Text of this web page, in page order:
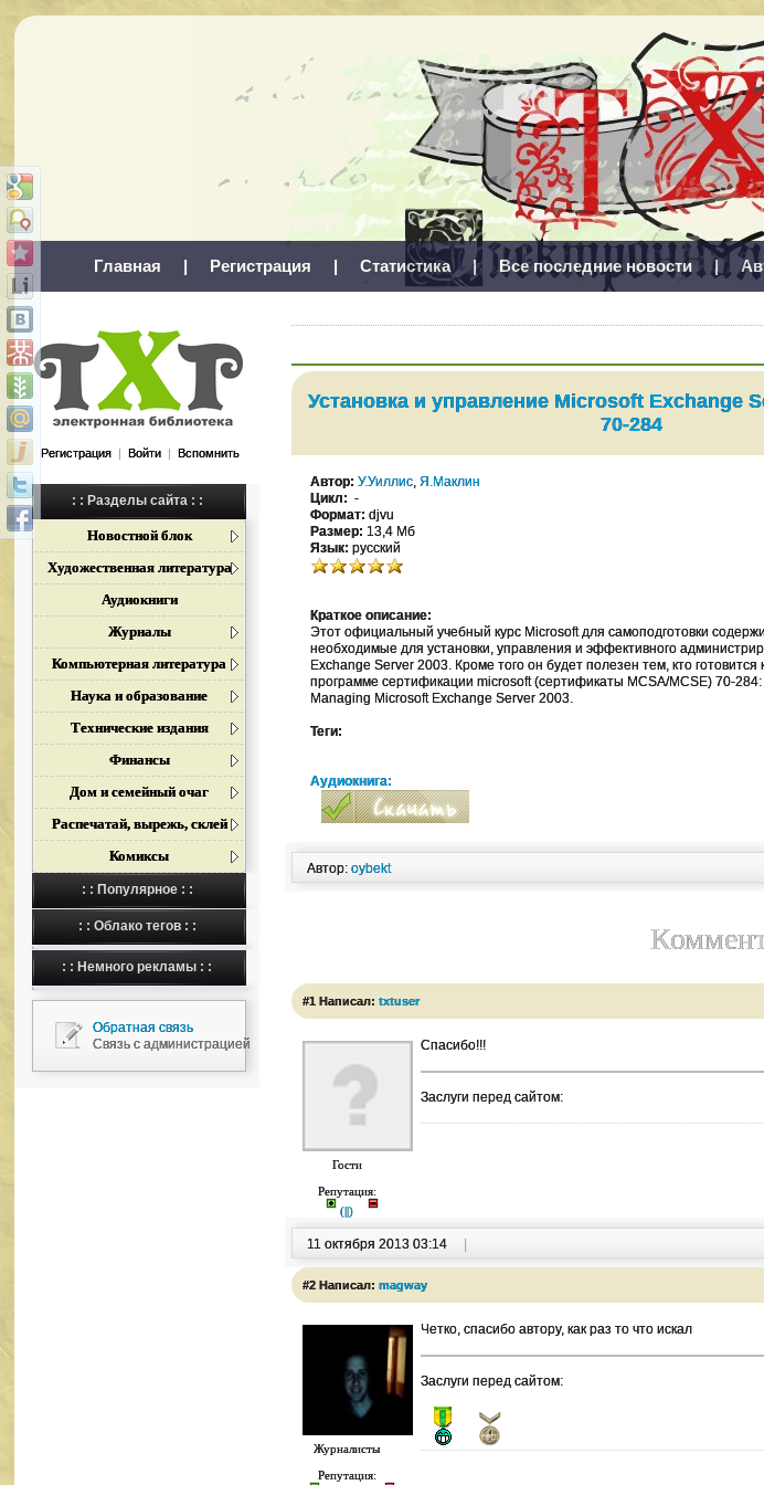
Главная | Регистрация | Статистика | Все последние новости |
Регистрация | Войти | Вспомнить
: : Разделы сайта : :
Новостной блок
Художественная литература
Аудиокниги
Журналы
Компьютерная литература
Наука и образование
Технические издания
Финансы
Дом и семейный очаг
Распечатай, вырежь, склей
Комиксы
: : Популярное : :
: : Облако тегов : :
: : Немного рекламы : :
Обратная связь
Связь с администрацией
Установка и управление Microsoft Exchange
70-284
Автор: У.Уиллис,Я.Маклин
Цикл: -
Формат: djvu
Размер: 13,4 Мб
Язык: русский
Краткое описание:
Этот официальный учебный курс Microsoft для самоподготовки
необходимые для установки, управления и эффективного
Exchange Server 2003. Кроме того он будет полезен тем, кто готовится
программе сертификации microsoft (сертификаты MCSA/MCSE) 70-
Managing Microsoft Exchange Server 2003.
Теги:
Аудиокнига:
Автор:oybekt
#1 Написал:txtuser
Гости
Репутация:
(||)
Спасибо!!!
Заслуги перед сайтом:
11 октября 2013 03:14
#2 Написал:magway
Журналисты
Репутация:
Четко, спасибо автору, как раз то что искал
Заслуги перед сайтом: